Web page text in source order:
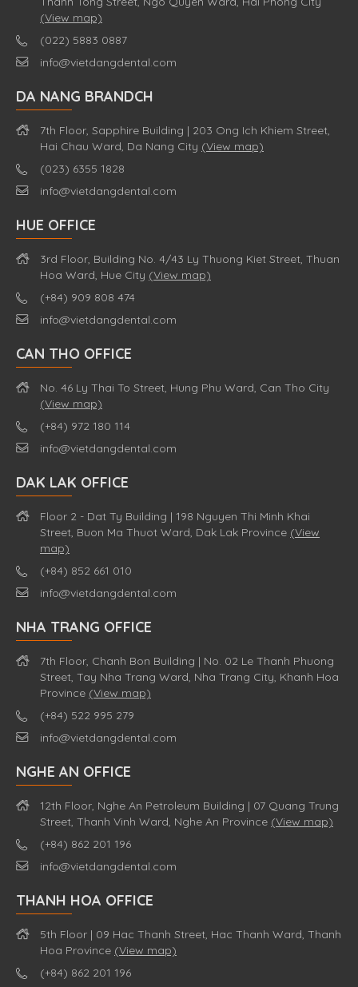
(View map)
(022) 5883 0887
info@vietdangdental.com
DA NANG BRANDCH
7th Floor, Sapphire Building | 203 Ong Ich Khiem Street,
Hai Chau Ward, Da Nang City (View map)
(023) 6355 1828
info@vietdangdental.com
HUE OFFICE
3rd Floor, Building No. 4/43 Ly Thuong Kiet Street, Thuan
Hoa Ward, Hue City (View map)
(+84) 909 808 474
info@vietdangdental.com
CAN THO OFFICE
No. 46 Ly Thai To Street, Hung Phu Ward, Can Tho City
(View map)
(+84) 972 180 114
info@vietdangdental.com
DAK LAK OFFICE
Floor 2 - Dat Ty Building | 198 Nguyen Thi Minh Khai
Street, Buon Ma Thuot Ward, Dak Lak Province (View
map)
(+84) 852 661 010
info@vietdangdental.com
NHA TRANG OFFICE
7th Floor, Chanh Bon Building | No. 02 Le Thanh Phuong
Street, Tay Nha Trang Ward, Nha Trang City, Khanh Hoa
Province (View map)
(+84) 522 995 279
info@vietdangdental.com
NGHE AN OFFICE
12th Floor, Nghe An Petroleum Building | 07 Quang Trung
Street, Thanh Vinh Ward, Nghe An Province (View map)
(+84) 862 201 196
info@vietdangdental.com
THANH HOA OFFICE
5th Floor | 09 Hac Thanh Street, Hac Thanh Ward, Thanh
Hoa Province (View map)
(+84) 862 201 196